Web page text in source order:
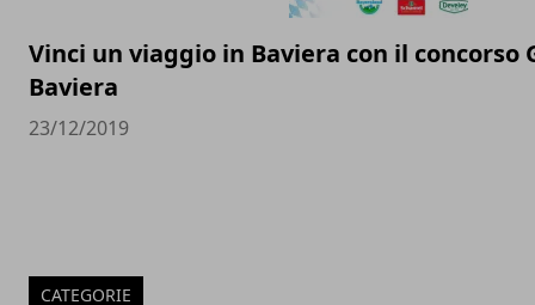
Vinci un viaggio in Baviera con il concorso
Baviera
23/12/2019
CATEGORIE